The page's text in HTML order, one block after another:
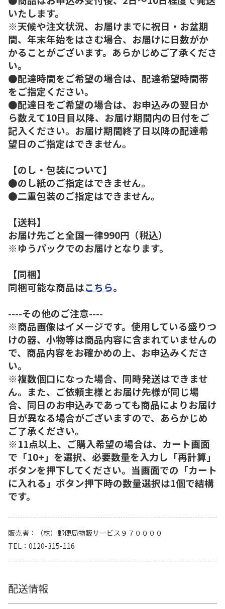
いたします。
※天候や注文状況、お届けまでに祝日・お盆期
間、年末年始をはさむ場合、お届けに日数がか
かることがございます。あらかじめご了承くださ
い。
●配達時間をご希望の場合は、配達希望時間帯
をご指定ください。
●配達日をご希望の場合は、お申込みの翌日か
ら数えて10日目以降、お届け期間内の日付をご
記入ください。お届け期間終了日以降の配達希
望日のご指定はできません。
【のし・包装について】
●のし紙のご指定はできません。
●二重包装のご指定はできません。
【送料】
お届け先ごと全国一律990円（税込）
※ゆうパックでのお届けとなります。
【同梱】
同梱可能な商品はこちら。
----その他のご注意----
※商品画像はイメージです。使用している盛りつ
けの器、小物等は商品内容に含まれていませんの
で、商品内容をお確かめの上、お申込みくださ
い。
※複数個口になった場合、同時発送はできませ
ん。また、ご依頼主様とお届け先様が同じ場
合、同日のお申込みであっても商品によりお届け
日が異なる場合がございますので、あらかじめ
ご了承ください。
※11点以上、ご購入希望の場合は、カート画面
で「10+」を選択、必要数量を入力し「再計算」
ボタンを押下してください。当画面での「カート
に入れる」ボタン押下時の数量選択は1個で結構
です。
販売者
（株）郵便局物販サービス９７００００
TEL
0120-315-116
配送情報